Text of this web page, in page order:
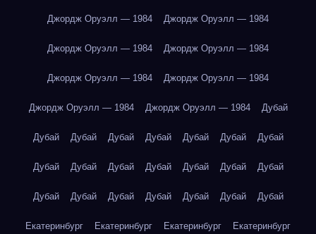
Джордж Оруэлл — 1984 Джордж Оруэлл — 1984
Джордж Оруэлл — 1984 Джордж Оруэлл — 1984
Джордж Оруэлл — 1984 Джордж Оруэлл — 1984
Джордж Оруэлл — 1984 Джордж Оруэлл — 1984 Дубай
Дубай Дубай Дубай Дубай Дубай Дубай Дубай
Дубай Дубай Дубай Дубай Дубай Дубай Дубай
Дубай Дубай Дубай Дубай Дубай Дубай Дубай
Екатеринбург Екатеринбург Екатеринбург Екатеринбург